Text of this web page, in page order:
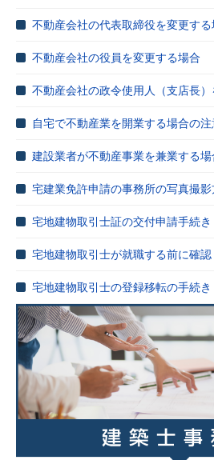
不動産会社の代表取締役を変更する
不動産会社の役員を変更する場合
不動産会社の政令使用人（支店長
自宅で不動産業を開業する場合の注
建設業者が不動産事業を兼業する場
宅建業免許申請の事務所の写真撮影
宅地建物取引士証の交付申請手続き
宅地建物取引士が就職する前に確認
宅地建物取引士の登録移転の手続き